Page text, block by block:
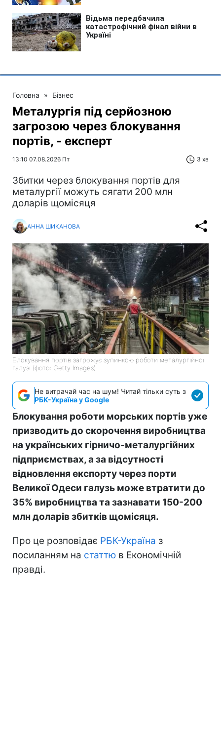
Головна » Бізнес
Металургія під серйозною
загрозою через блокування
портів, - експерт
13:10 07.08.2026 Пт 3 хв
Збитки через блокування портів для
металургії можуть сягати 200 млн
доларів щомісяця
АННА ШИКАНОВА
Блокування портів загрожує зупинкою роботи металургійної
галузі (фото: Getty Images)
Не витрачай час на шум! Читай тільки суть з
РБК-Україна у Google
Блокування роботи морських портів уже
призводить до скорочення виробництва
на українських гірничо-металургійних
підприємствах, а за відсутності
відновлення експорту через порти
Великої Одеси галузь може втратити до
35% виробництва та зазнавати 150-200
млн доларів збитків щомісяця.
Про це розповідає РБК-Україна з
посиланням на статтю в Економічній
правді.